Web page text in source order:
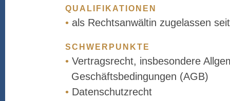
QUALIFIKATIONEN
• als Rechtsanwältin zugelassen
SCHWERPUNKTE
• Vertragsrecht, insbesondere
Geschäftsbedingungen (AGB)
• Datenschutzrecht